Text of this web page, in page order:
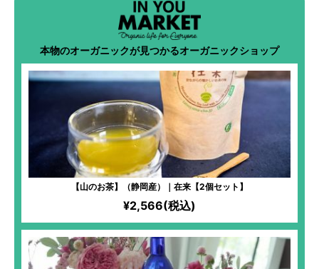
本物のオーガニックが見つかるオーガニックショップ
【山のお茶】（静岡産）｜在来【2個セット】
¥2,566(税込)